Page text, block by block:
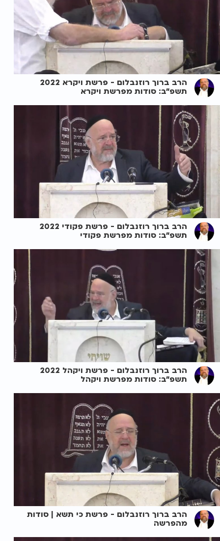
הרב ברוך רוזנבלום - פרשת ויקרא 2022
תשפ"ב: סודות מפרשת ויקרא
הרב ברוך רוזנבלום - פרשת פקודי 2022
תשפ"ב: סודות מפרשת פקודי
הרב ברוך רוזנבלום - פרשת ויקהל 2022
תשפ"ב: סודות מפרשת ויקהל
הרב ברוך רוזנבלום - פרשת כי תשא | סודות
מהפרשה